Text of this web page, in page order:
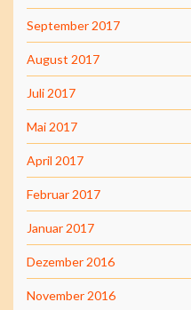
September 2017
August 2017
Juli 2017
Mai 2017
April 2017
Februar 2017
Januar 2017
Dezember 2016
November 2016